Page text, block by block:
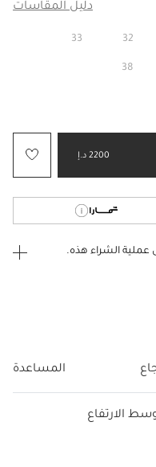
دليل المقاسات
32
33
38
2200 د.إ
الشراء هذه.
المساعدة
الارتفاع